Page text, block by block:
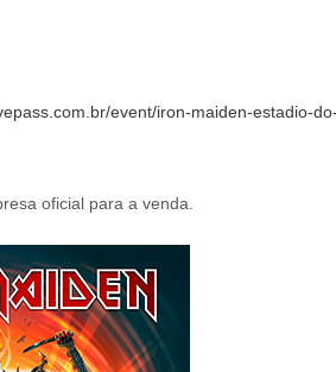
event/iron-maiden-estadio-
oficial para a venda.